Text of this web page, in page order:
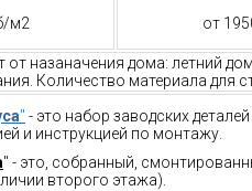
м2
от
от назаначения дома: летний
Количество материала для
" - это набор заводских
и инструкцией по монтажу.
" - это, собранный,
второго этажа).